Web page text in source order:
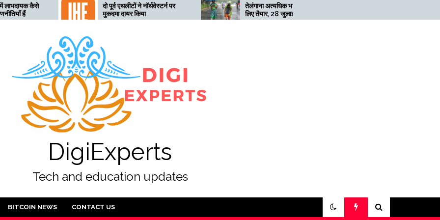
दो पूर्व एथलीटों ने नॉर्थवेस्टर्न पर
मुकदमा दायर किया
तेलंगाना अत्यधिक भारी बारिश के
लिए तैयार, 28 जुलाई तक ‘रेड’
अलर्ट जारी
नहीं हुई तो खनन लाभदायक नहीं है
DigiExperts
Tech and education updates
BITCOIN NEWS CONTACT US